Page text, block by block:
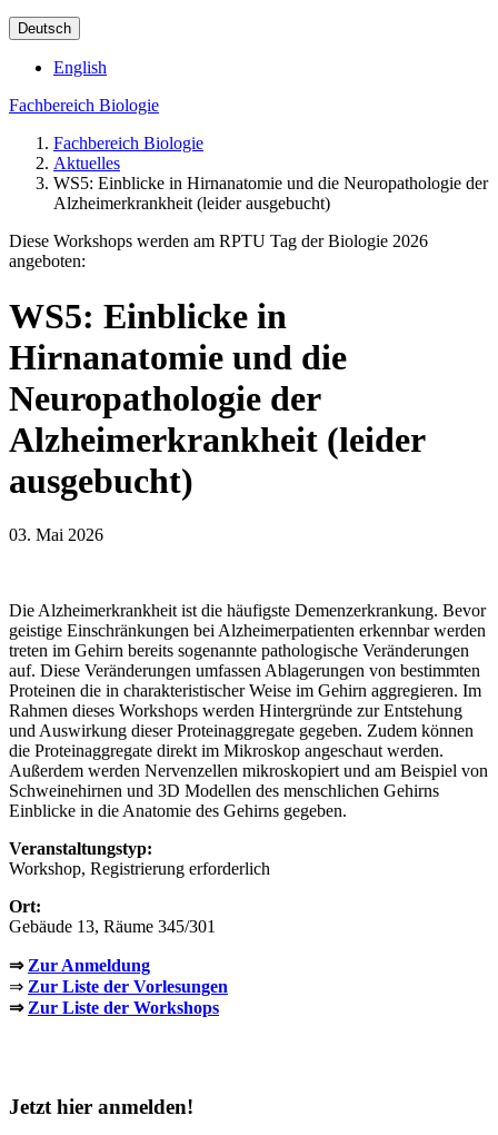
Deutsch
English
Fachbereich Biologie
Fachbereich Biologie
Aktuelles
WS5: Einblicke in Hirnanatomie und die Neuropathologie der
Alzheimerkrankheit (leider ausgebucht)
Diese Workshops werden am RPTU Tag der Biologie 2026
angeboten:
WS5: Einblicke in
Hirnanatomie und die
Neuropathologie der
Alzheimerkrankheit (leider
ausgebucht)
03. Mai 2026
Die Alzheimerkrankheit ist die häufigste Demenzerkrankung. Bevor
geistige Einschränkungen bei Alzheimerpatienten erkennbar werden
treten im Gehirn bereits sogenannte pathologische Veränderungen
auf. Diese Veränderungen umfassen Ablagerungen von bestimmten
Proteinen die in charakteristischer Weise im Gehirn aggregieren. Im
Rahmen dieses Workshops werden Hintergründe zur Entstehung
und Auswirkung dieser Proteinaggregate gegeben. Zudem können
die Proteinaggregate direkt im Mikroskop angeschaut werden.
Außerdem werden Nervenzellen mikroskopiert und am Beispiel von
Schweinehirnen und 3D Modellen des menschlichen Gehirns
Einblicke in die Anatomie des Gehirns gegeben.
Veranstaltungstyp:
Workshop, Registrierung erforderlich
Ort:
Gebäude 13, Räume 345/301
⇒ Zur Anmeldung
⇒ Zur Liste der Vorlesungen
⇒ Zur Liste der Workshops
Jetzt hier anmelden!